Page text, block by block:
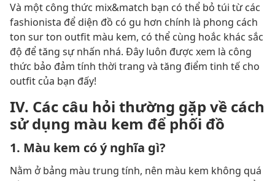
Và một công thức mix&match bạn có thể bỏ túi từ các
fashionista để diện đồ có gu hơn chính là phong cách
ton sur ton outfit màu kem, có thể cùng hoắc khác sắc
độ để tăng sự nhấn nhá. Đây luôn được xem là công
thức bảo đảm tính thời trang và tăng điểm tinh tế cho
outfit của bạn đấy!
IV. Các câu hỏi thường gặp về cách
sử dụng màu kem để phối đồ
1. Màu kem có ý nghĩa gì?
Nằm ở bảng màu trung tính, nên màu kem không quá